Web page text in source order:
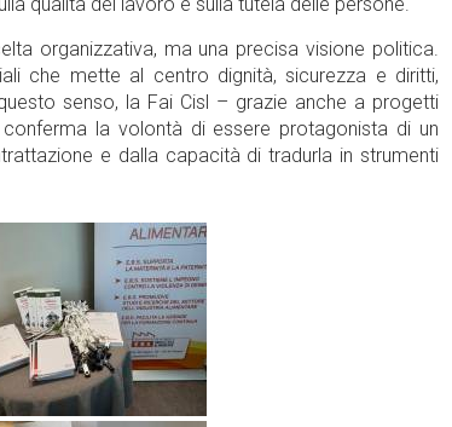
organizzativa, ma una precisa visione politica.
che mette al centro dignità, sicurezza e diritti,
senso, la Fai Cisl – grazie anche a progetti
conferma la volontà di essere protagonista di un
e dalla capacità di tradurla in strumenti